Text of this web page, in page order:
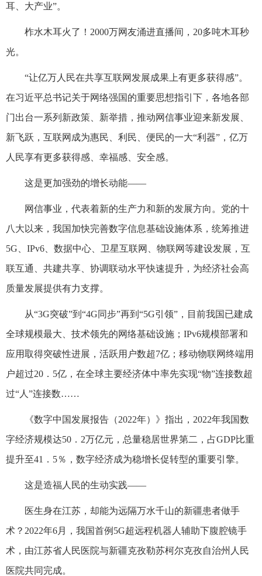
耳、大产业”。
柞水木耳火了！2000万网友涌进直播间，20多吨木耳秒
光。
“让亿万人民在共享互联网发展成果上有更多获得感”。
在习近平总书记关于网络强国的重要思想指引下，各地各部
门出台一系列新政策、新举措，推动网信事业迎来新发展、
新飞跃，互联网成为惠民、利民、便民的一大“利器”，亿万
人民享有更多获得感、幸福感、安全感。
这是更加强劲的增长动能——
网信事业，代表着新的生产力和新的发展方向。党的十
八大以来，我国加快完善数字信息基础设施体系，统筹推进
5G、IPv6、数据中心、卫星互联网、物联网等建设发展，互
联互通、共建共享、协调联动水平快速提升，为经济社会高
质量发展提供有力支撑。
从“3G突破”到“4G同步”再到“5G引领”，目前我国已建成
全球规模最大、技术领先的网络基础设施；IPv6规模部署和
应用取得突破性进展，活跃用户数超7亿；移动物联网终端用
户超过20．5亿，在全球主要经济体中率先实现“物”连接数超
过“人”连接数……
《数字中国发展报告（2022年）》指出，2022年我国数
字经济规模达50．2万亿元，总量稳居世界第二，占GDP比重
提升至41．5％，数字经济成为稳增长促转型的重要引擎。
这是造福人民的生动实践——
医生身在江苏，却能为远隔万水千山的新疆患者做手
术？2022年6月，我国首例5G超远程机器人辅助下腹腔镜手
术，由江苏省人民医院与新疆克孜勒苏柯尔克孜自治州人民
医院共同完成。